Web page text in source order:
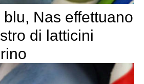
Nas effettuano
di latticini